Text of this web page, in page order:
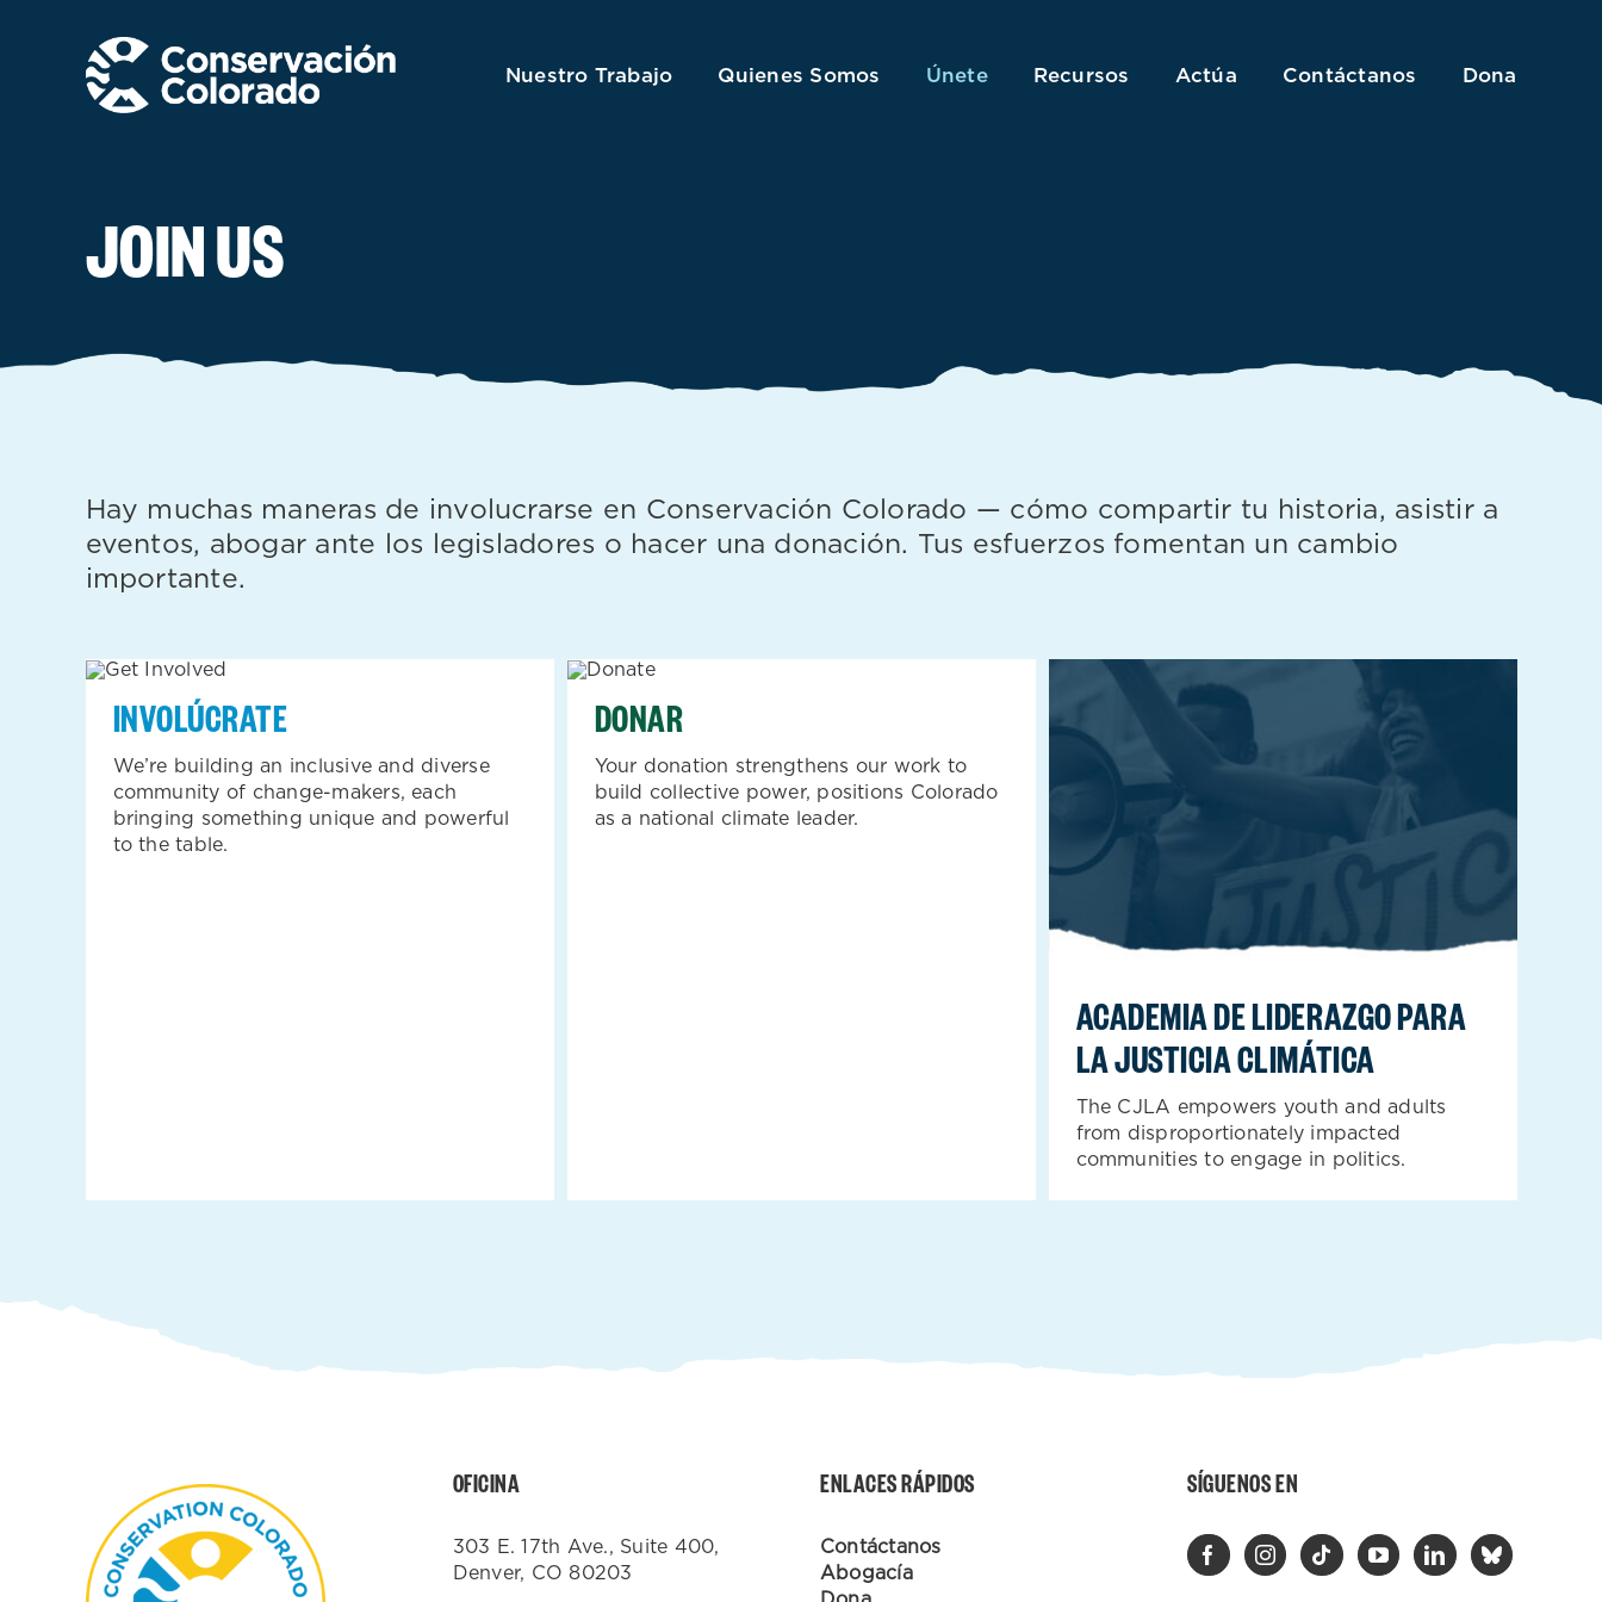
Nuestro Trabajo Quienes Somos Únete Recursos Actúa Contáctanos Dona
JOIN US
Hay muchas maneras de involucrarse en Conservación Colorado — cómo compartir tu historia, asistir a
eventos, abogar ante los legisladores o hacer una donación. Tus esfuerzos fomentan un cambio
importante.
INVOLÚCRATE
We’re building an inclusive and diverse
community of change-makers, each
bringing something unique and powerful
to the table.
DONAR
Your donation strengthens our work to
build collective power, positions Colorado
as a national climate leader.
ACADEMIA DE LIDERAZGO PARA
LA JUSTICIA CLIMÁTICA
The CJLA empowers youth and adults
from disproportionately impacted
communities to engage in politics.
OFICINA
303 E. 17th Ave., Suite 400,
Denver, CO 80203
ENLACES RÁPIDOS
Contáctanos
Abogacía
SÍGUENOS EN